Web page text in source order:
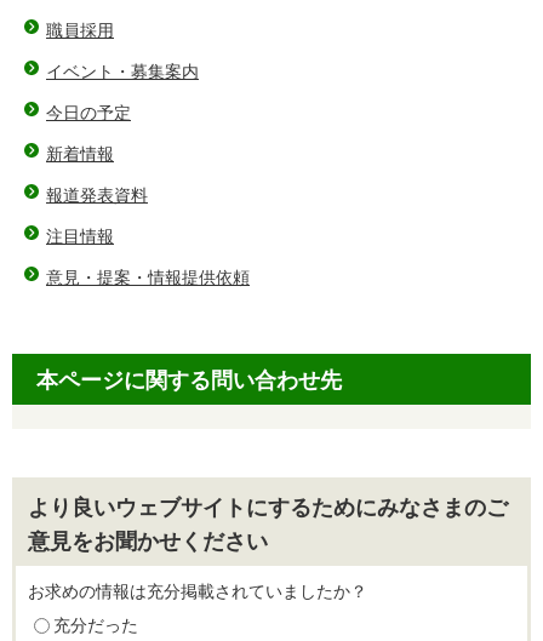
職員採用
イベント・募集案内
今日の予定
新着情報
報道発表資料
注目情報
意見・提案・情報提供依頼
本ページに関する問い合わせ先
より良いウェブサイトにするためにみなさまのご
意見をお聞かせください
お求めの情報は充分掲載されていましたか？
充分だった